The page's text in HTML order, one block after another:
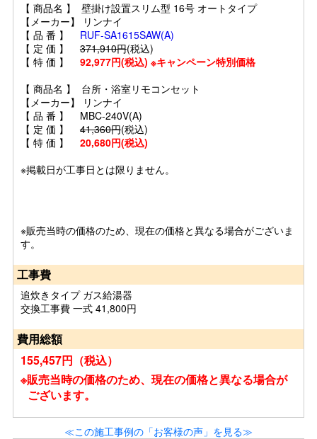
【 商品名 】 壁掛け設置スリム型 16号 オートタイプ
【メーカー】 リンナイ
【 品 番 】 RUF-SA1615SAW(A)
【 定 価 】 371,910円(税込)
【 特 価 】 92,977円(税込) ※キャンペーン特別価格
【 商品名 】 台所・浴室リモコンセット
【メーカー】 リンナイ
【 品 番 】 MBC-240V(A)
【 定 価 】 41,360円(税込)
【 特 価 】 20,680円(税込)
※掲載日が工事日とは限りません。
※販売当時の価格のため、現在の価格と異なる場合がございま
す。
工事費
追炊きタイプ ガス給湯器
交換工事費 一式 41,800円
費用総額
155,457円（税込）
※販売当時の価格のため、現在の価格と異なる場合が
ございます。
≪この施工事例の「お客様の声」を見る≫